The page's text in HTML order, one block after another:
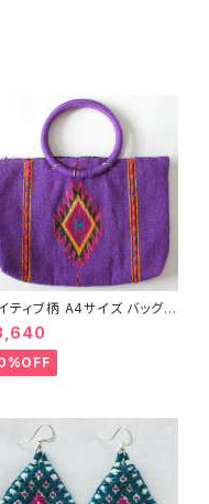
ティブ柄 A4サイズ バッグ /
MEXICO